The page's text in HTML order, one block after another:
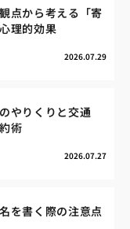
点から考える「寄
理的効果
2026.07.29
やりくりと交通
術
2026.07.27
を書く際の注意点